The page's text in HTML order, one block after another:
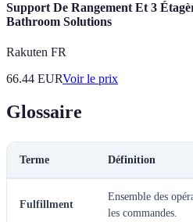
Support De Rangement Et 3
Bathroom Solutions
Rakuten FR
66.44 EURVoir le prix
Glossaire
Terme Définition
Fulfillment
Ensemble des
les commandes.